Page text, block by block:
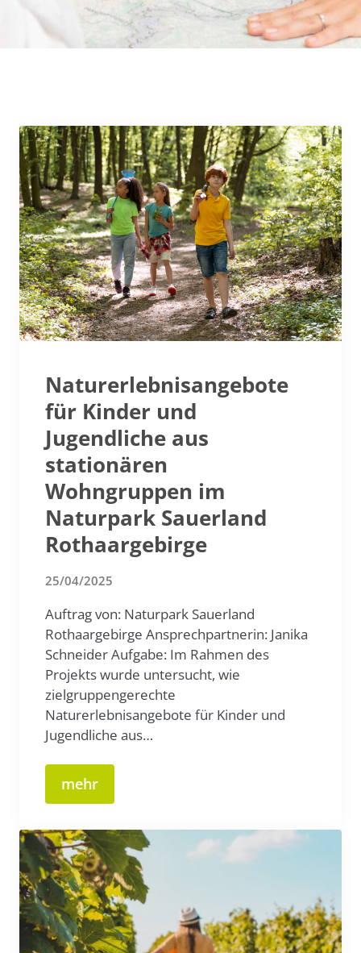
Naturerlebnisangebote
für Kinder und
Jugendliche aus
stationären
Wohngruppen im
Naturpark Sauerland
Rothaargebirge
25/04/2025
Auftrag von: Naturpark Sauerland
Rothaargebirge Ansprechpartnerin: Janika
Schneider Aufgabe: Im Rahmen des
Projekts wurde untersucht, wie
zielgruppengerechte
Naturerlebnisangebote für Kinder und
Jugendliche aus…
mehr